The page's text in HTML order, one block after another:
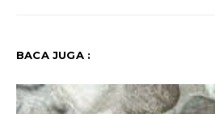
BACA JUGA :